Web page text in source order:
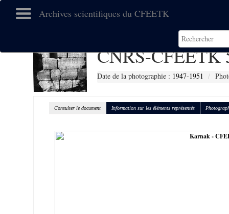
Archives scientifiques du CFEETK
CNRS-CFEETK
Date de la photographie : 1947-1951
Consulter le document Information sur les éléments représentés